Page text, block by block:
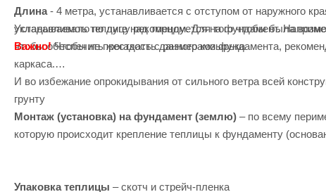
Длина- 4 метра, устанавливается с отступом от наружного
укладываемого по дуге над торцом. Для того чтобы была
чтобы обеспечить жесткость данного козырька
Устанавливать теплицу рекомендуется на фундамент.
Важно!Чтобы не прогадать с размерами фундамента,
каркаса.
И во избежание опрокидывания от сильного ветра всей
грунту
Монтаж (установка) на фундамент (землю) – по всему
которую происходит крепление теплицы к фундаменту
Упаковка теплицы – скотч и стрейч-пленка